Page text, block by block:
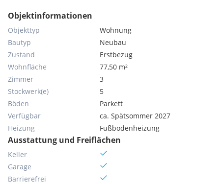
Objektinformationen
Objekttyp
Wohnung
Bautyp
Neubau
Zustand
Erstbezug
Wohnfläche
77,50 m²
Zimmer
3
Stockwerk(e)
5
Böden
Parkett
Verfügbar
ca. Spätsommer 2027
Heizung
Fußbodenheizung
Ausstattung und Freiflächen
Keller
Garage
Barrierefrei